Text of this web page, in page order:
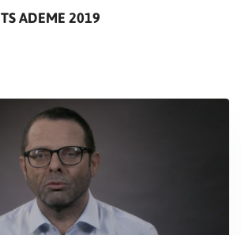
ADEME 2019